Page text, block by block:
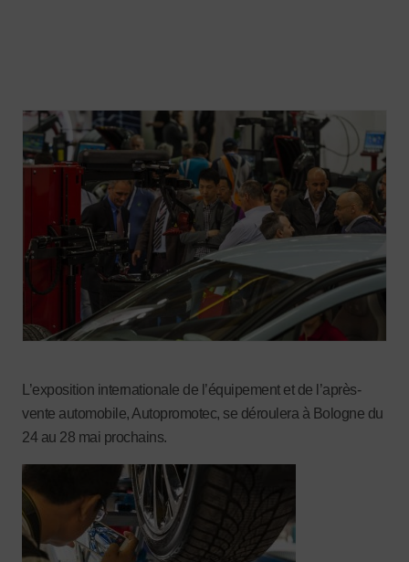
L’exposition internationale de l’équipement et de l’après-
vente automobile, Autopromotec, se déroulera à Bologne du
24 au 28 mai prochains.